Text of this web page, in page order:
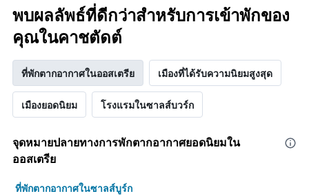
พบผลลัพธ์ที่ดีกว่าสำหรับการเข้าพักของ
คุณในคาชตัดต์
ที่พักตากอากาศในออสเตรีย เมืองที่ได้รับความนิยมสูงสุด
เมืองยอดนิยม โรงแรมในซาลส์บวร์ก
จุดหมายปลายทางการพักตากอากาศยอดนิยมใน
ออสเตรีย
ที่พักตากอากาศในซาลส์บูร์ก